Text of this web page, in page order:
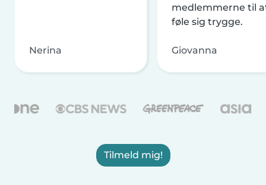
Nerina
medlemmerne til
føle sig trygge.
Giovanna
Tilmeld mig!